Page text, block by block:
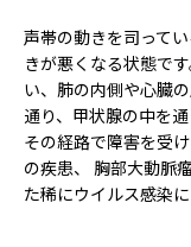
声帯の動きを司って
きが悪くなる状態で
い、肺の内側や心臓
通り、甲状腺の中を
その経路で障害を受
の疾患、 胸部大動脈
た稀にウイルス感染